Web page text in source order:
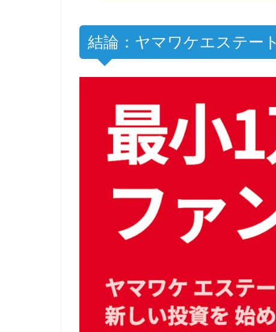
結論：ヤマワケエステー